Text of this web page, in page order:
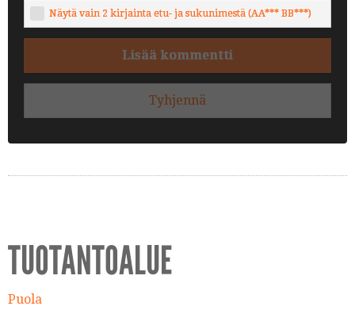
Näytä vain 2 kirjainta etu- ja sukunimestä (AA*** BB***)
Lisää kommentti
Tyhjennä
TUOTANTOALUE
Puola